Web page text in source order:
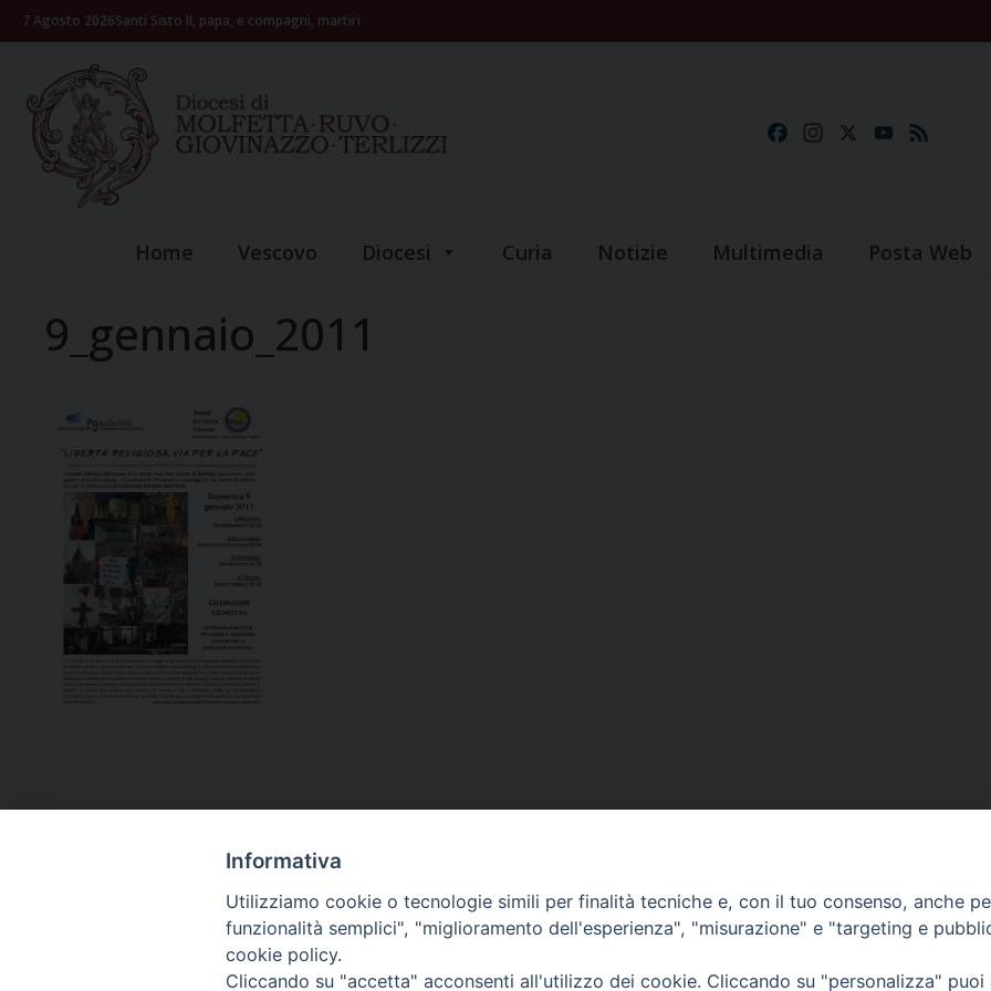
Skip7 Agosto 2026Santi Sisto II, papa, e compagni, martiri
FacebookInstagramYouTube
Home Vescovo Diocesi Curia Notizie Multimedia Posta Web
9_gennaio_2011
Ufficio Comunicazioni sociali
Informativa
Utilizziamo cookie o tecnologie simili per finalità tecniche e, con il tuo consenso, anche
funzionalità semplici", "miglioramento dell'esperienza", "misurazione" e "targeting e
cookie policy.
Cliccando su "accetta" acconsenti all'utilizzo dei cookie. Cliccando su "personalizza"